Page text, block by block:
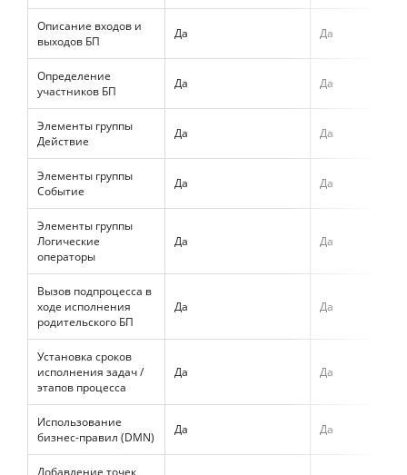
Описание входов и
выходов БП
Да Да
Определение
участников БП
Да Да
Элементы группы
Действие
Да Да
Элементы группы
Событие
Да Да
Элементы группы
Логические
операторы
Да Да
Вызов подпроцесса в
ходе исполнения
родительского БП
Да Да
Установка сроков
исполнения задач /
этапов процесса
Да Да
Использование
бизнес-правил (DMN)
Да Да
Добавление точек